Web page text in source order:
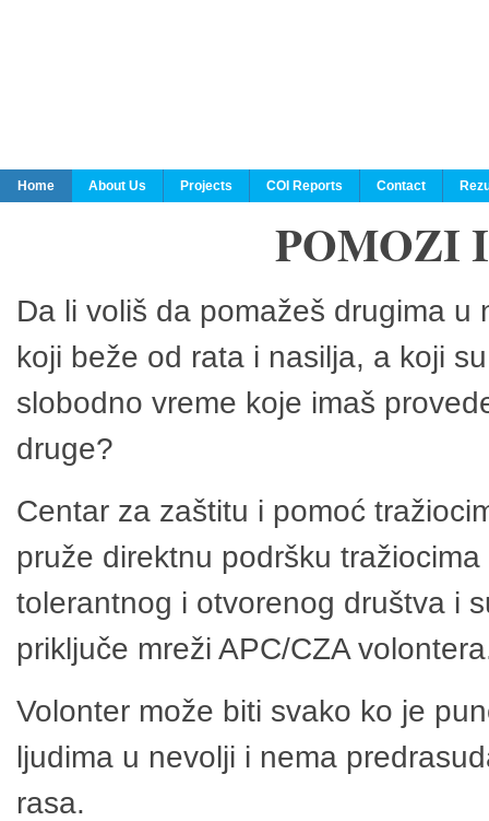
Home About Us Projects COI Reports Contact
POMOZI
Da li voliš da pomažeš drugima
koji beže od rata i nasilja, a koji
slobodno vreme koje imaš
druge?
Centar za zaštitu i pomoć
pruže direktnu podršku
tolerantnog i otvorenog društva i
priključe mreži APC/CZA
Volonter može biti svako ko je
ljudima u nevolji i nema
rasa.